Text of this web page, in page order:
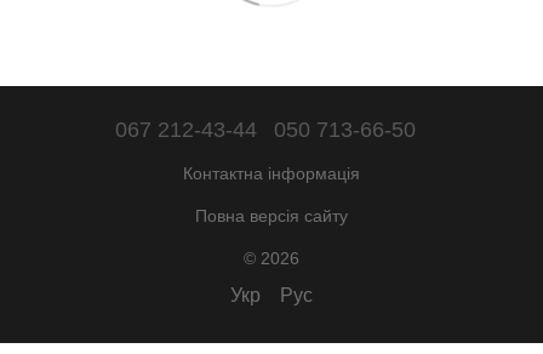
067 212-43-44 050 713-66-50
Контактна інформація
Повна версія сайту
© 2026
Укр Рус